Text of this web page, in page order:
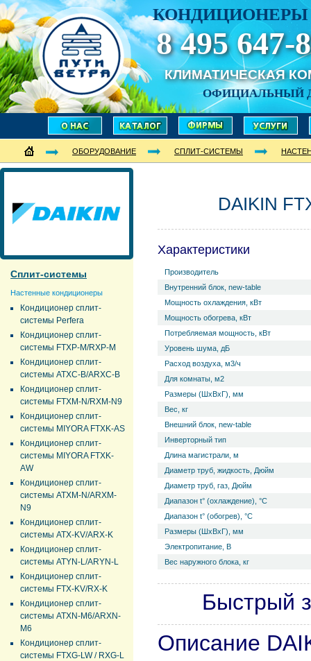
КОНДИЦИОНЕРЫ
8 495 647-
КЛИМАТИЧЕСКАЯ
ОФИЦИАЛЬНЫЙ
ОБОРУДОВАНИЕ СПЛИТ-СИСТЕМЫ
Сплит-системы
Настенные кондиционеры
Кондиционер сплит-
системы Perfera
Кондиционер сплит-
системы FTXP-M/RXP-M
Кондиционер сплит-
системы ATXC-B/ARXC-B
Кондиционер сплит-
системы FTXM-N/RXM-N9
Кондиционер сплит-
системы MIYORA FTXK-AS
Кондиционер сплит-
системы MIYORA FTXK-
AW
Кондиционер сплит-
системы ATXM-N/ARXM-
N9
Кондиционер сплит-
системы ATX-KV/ARX-K
Кондиционер сплит-
системы ATYN-L/ARYN-L
Кондиционер сплит-
системы FTX-KV/RX-K
Кондиционер сплит-
системы ATXN-M6/ARXN-
M6
Кондиционер сплит-
системы FTXG-LW / RXG-L
DAIKIN
Характеристики
Производитель
Внутренний блок, new-table
Мощность охлаждения, кВт
Мощность обогрева, кВт
Потребляемая мощность, кВт
Уровень ш­ума, дБ
Расход воздуха, м3/ч
Для комнаты, м2
Размеры (ШхВхГ), мм
Вес, кг
Внешний блок, new-table
Инверторный тип
Длина магистрали, м
Диаметр труб, жидкость, Дюйм
Диаметр труб, газ, Дюйм
Диапазон t° (охлаждение), °С
Диапазон t° (обогрев), °С
Размеры (ШхВхГ), мм
Электропитание, В
Вес наружного блока, кг
Быстрый
Описание